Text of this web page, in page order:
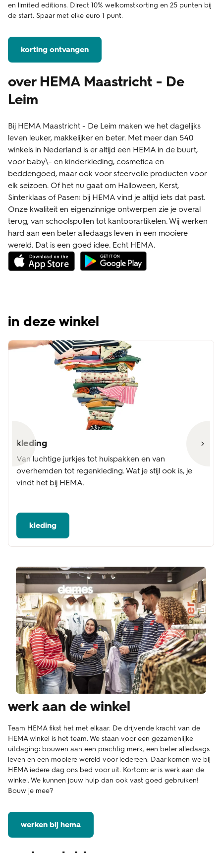
en limited editions. Direct 10% welkomstkorting en 25 punten bij
de start. Spaar met elke euro 1 punt.
korting ontvangen
over HEMA Maastricht - De
Leim
Bij HEMA Maastricht - De Leim maken we het dagelijks
leven leuker, makkelijker en beter. Met meer dan 540
winkels in Nederland is er altijd een HEMA in de buurt,
voor baby\- en kinderkleding, cosmetica en
beddengoed, maar ook voor sfeervolle producten voor
elk seizoen. Of het nu gaat om Halloween, Kerst,
Sinterklaas of Pasen: bij HEMA vind je altijd iets dat past.
Onze kwaliteit en eigenzinnige ontwerpen zie je overal
terug, van schoolspullen tot kantoorartikelen. Wij werken
hard aan een beter alledaags leven in een mooiere
wereld. Dat is een goed idee. Echt HEMA.
in deze winkel
kleding
Van luchtige jurkjes tot huispakken en van
overhemden tot regenkleding. Wat je stijl ook is, je
vindt het bij HEMA.
kleding
werk aan de winkel
Team HEMA fikst het met elkaar. De drijvende kracht van de
HEMA winkel is het team. We staan voor een gezamenlijke
uitdaging: bouwen aan een prachtig merk, een beter alledaags
leven en een mooiere wereld voor iedereen. Daar komen we bij
HEMA iedere dag ons bed voor uit. Kortom: er is werk aan de
winkel. We kunnen jouw hulp dan ook vast goed gebruiken!
Bouw je mee?
werken bij hema